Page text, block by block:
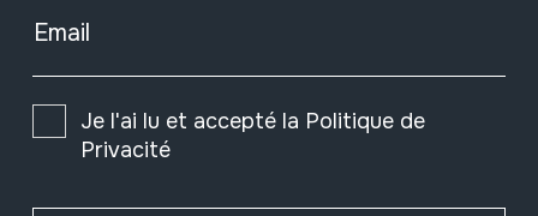
Email
Je l'ai lu et accepté la Politique de
Privacité